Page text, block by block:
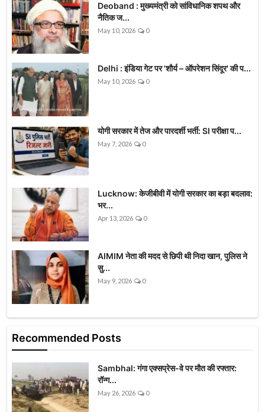
Deoband : मुख्यमंत्री को सांविधानिक शपथ और
नैतिक ज...
May 10, 2026 0
Delhi : इंडिया गेट पर 'शौर्य – ऑपरेशन सिंदूर' की प...
May 10, 2026 0
योगी सरकार में तेज और पारदर्शी भर्ती: SI परीक्षा प...
May 7, 2026 0
Lucknow: केजीबीवी में योगी सरकार का बड़ा बदलाव:
भर...
Apr 13, 2026 0
AIMIM नेता की मदद से छिपी थी निदा खान, पुलिस ने
सु...
May 9, 2026 0
Recommended Posts
Sambhal: गंगा एक्सप्रेस-वे पर मौत की रफ्तार:
रॉन्ग...
May 26, 2026 0